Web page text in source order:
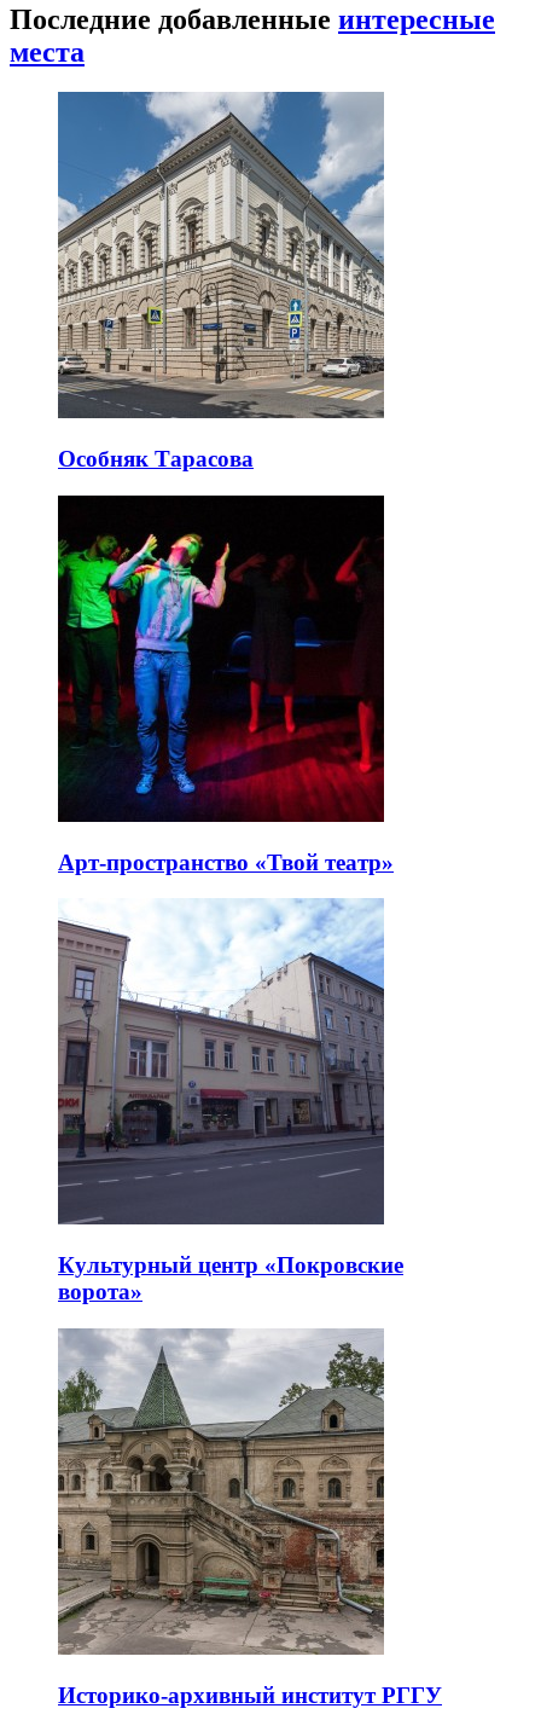
Последние добавленные интересные
места
Особняк Тарасова
Арт-пространство «Твой театр»
Культурный центр «Покровские
ворота»
Историко-архивный институт РГГУ